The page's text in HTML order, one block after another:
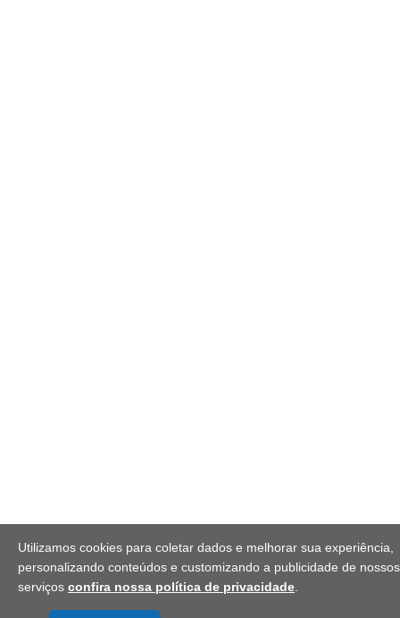
Utilizamos cookies para coletar dados e melhorar sua experiência,
personalizando conteúdos e customizando a publicidade de nossos
serviços confira nossa política de privacidade